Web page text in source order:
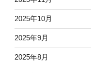
2025年10月
2025年9月
2025年8月